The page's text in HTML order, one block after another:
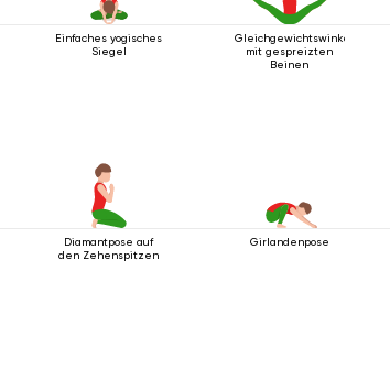
Einfaches yogisches
Siegel
Gleichgewichtswinkelhaltung
mit gespreizten
Beinen
Diamantpose auf
den Zehenspitzen
Girlandenpose